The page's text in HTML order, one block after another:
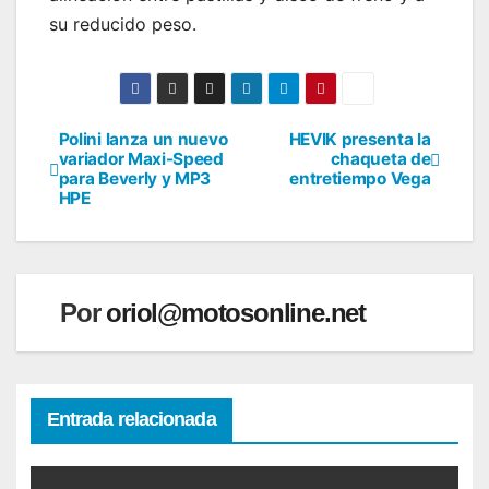
su reducido peso.
Navegación
de
entradas
HEVIK presenta la
chaqueta de
entretiempo Vega
Polini lanza un nuevo
variador Maxi-Speed
para Beverly y MP3
HPE
Pororiol@motosonline.net
Entrada relacionada